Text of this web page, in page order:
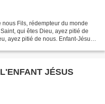
Fils, rédempteur du monde
qui êtes Dieu, ayez pitié de
ayez pitié de nous. Enfant-Jésus,
JÉSUS